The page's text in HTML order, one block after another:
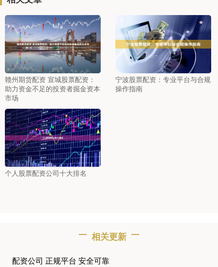
赣州期货配资 宣城股票配资：
助力资金不足的投资者掘金资本
市场
宁波股票配资：专业平台与合规
操作指南
个人股票配资公司十大排名
相关更新
配资公司 正规平台 安全可靠